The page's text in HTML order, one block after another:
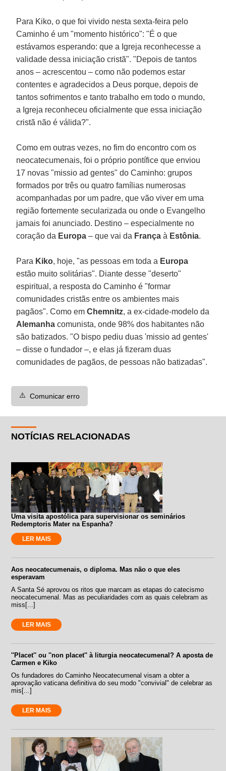
Para Kiko, o que foi vivido nesta sexta-feira pelo
Caminho é um "momento histórico": "É o que
estávamos esperando: que a Igreja reconhecesse a
validade dessa iniciação cristã". "Depois de tantos
anos – acrescentou – como não podemos estar
contentes e agradecidos a Deus porque, depois de
tantos sofrimentos e tanto trabalho em todo o mundo,
a Igreja reconheceu oficialmente que essa iniciação
cristã não é válida?".
Como em outras vezes, no fim do encontro com os
neocatecumenais, foi o próprio pontífice que enviou
17 novas "missio ad gentes" do Caminho: grupos
formados por três ou quatro famílias numerosas
acompanhadas por um padre, que vão viver em uma
região fortemente secularizada ou onde o Evangelho
jamais foi anunciado. Destino – especialmente no
coração da Europa– que vai da Françaà Estônia.
Para Kiko, hoje, "as pessoas em toda a Europa
estão muito solitárias". Diante desse "deserto"
espiritual, a resposta do Caminho é "formar
comunidades cristãs entre os ambientes mais
pagãos". Como emChemnitz, a ex-cidade-modelo da
Alemanhacomunista, onde 98% dos habitantes não
são batizados. "O bispo pediu duas 'missio ad gentes'
– disse o fundador –, e elas já fizeram duas
comunidades de pagãos, de pessoas não batizadas".
⚠️ Comunicar erro
NOTÍCIAS RELACIONADAS
Uma visita apostólica para supervisionar os seminários
Redemptoris Mater na Espanha?
LER MAIS
Aos neocatecumenais, o diploma. Mas não o que eles
esperavam
A Santa Sé aprovou os ritos que marcam as etapas do catecismo
neocatecumenal. Mas as peculiaridades com as quais celebram as
miss[...]
LER MAIS
''Placet'' ou ''non placet'' à liturgia neocatecumenal? A aposta de
Carmen e Kiko
Os fundadores do Caminho Neocatecumenal visam a obter a
aprovação vaticana definitiva do seu modo "convivial" de celebrar as
mis[...]
LER MAIS